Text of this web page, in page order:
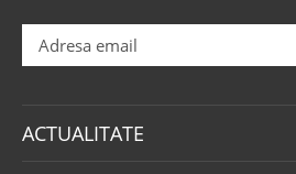
ACTUALITATE